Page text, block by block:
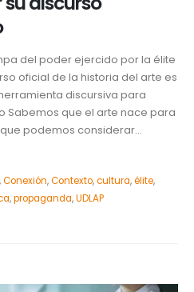
del poder ejercido por la élite
oficial de la historia del arte es
discursiva para
Sabemos que el arte nace para
podemos considerar...
,Conexión,Contexto,cultura,élite,
,propaganda,UDLAP